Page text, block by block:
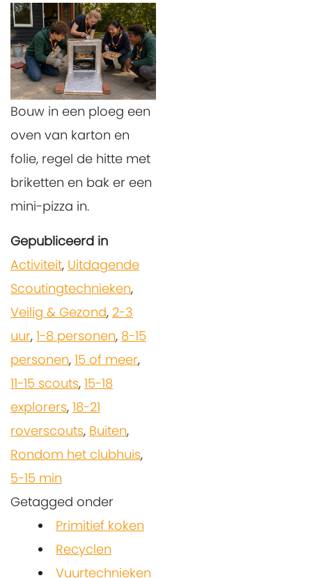
Bouw in een ploeg een
oven van karton en
folie, regel de hitte met
briketten en bak er een
mini-pizza in.
Gepubliceerd in
Activiteit, Uitdagende
Scoutingtechnieken,
Veilig & Gezond, 2-3
uur, 1-8 personen, 8-15
personen, 15 of meer,
11-15 scouts, 15-18
explorers, 18-21
roverscouts, Buiten,
Rondom het clubhuis,
5-15 min
Getagged onder
Primitief koken
Recyclen
Vuurtechnieken